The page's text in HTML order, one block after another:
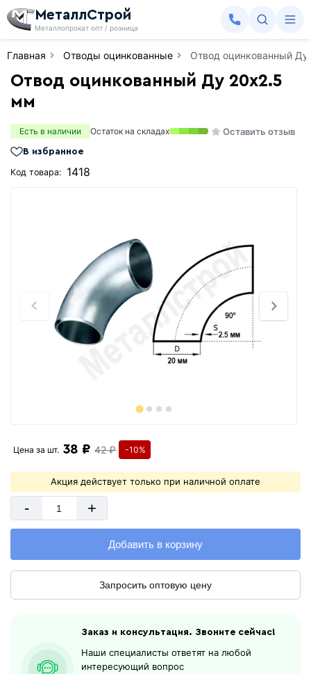
МеталлСтрой
Металлопрокат опт / розница
Главная Отводы оцинкованные Отвод оцинкованный
Отвод оцинкованный Ду 20х2.5
мм
Есть в наличии Остаток на складах Оставить отзыв
В избранное
Код товара: 1418
Цена за шт. 38 ₽ 42 ₽ -10%
Акция действует только при наличной оплате
- +
Добавить в корзину
Запросить оптовую цену
Заказ и консультация. Звоните сейчас!
Наши специалисты ответят на любой
интересующий вопрос